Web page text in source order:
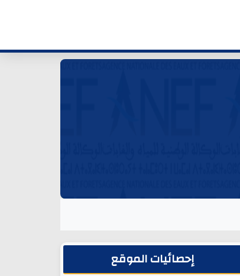
الشريط الجانبيإحصائيات الموقع